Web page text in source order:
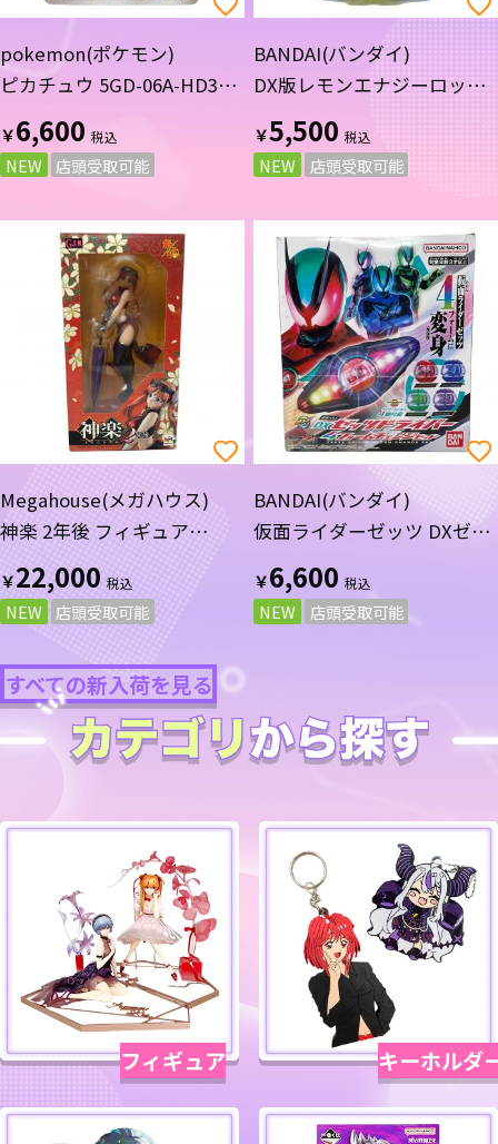
pokemon(ポケモン)
ピカチュウ 5GD-06A-HD3
001/015 ポケモンカード
￥6,600
NEW 店頭受取可能
BANDAI(バンダイ)
DX版レモンエナジーロック
シード 仮面ライダー
￥5,500
NEW 店頭受取可能
Megahouse(メガハウス)
神楽 2年後 フィギュア
G.E.M. SERIES 銀魂 (ギンタ
マ)
￥22,000
NEW 店頭受取可能
BANDAI(バンダイ)
仮面ライダーゼッツ DXゼッ
ツドライバー 4フォームチェ
ンジセット
￥6,600
NEW 店頭受取可能
すべての新入荷を見る
フィギュア キーホルダ